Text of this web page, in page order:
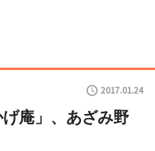
2017.01.24
庵」、あざみ野